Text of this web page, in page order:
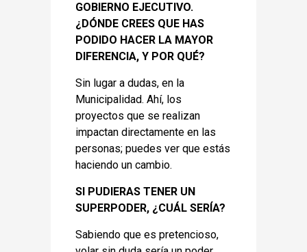
GOBIERNO EJECUTIVO.
¿DÓNDE CREES QUE HAS
PODIDO HACER LA MAYOR
DIFERENCIA, Y POR QUÉ?
Sin lugar a dudas, en la
Municipalidad. Ahí, los
proyectos que se realizan
impactan directamente en las
personas; puedes ver que estás
haciendo un cambio.
SI PUDIERAS TENER UN
SUPERPODER, ¿CUÁL SERÍA?
Sabiendo que es pretencioso,